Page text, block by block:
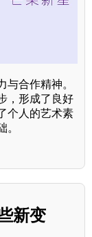
合作精神。
，形成了良好
个人的艺术素
。
新变